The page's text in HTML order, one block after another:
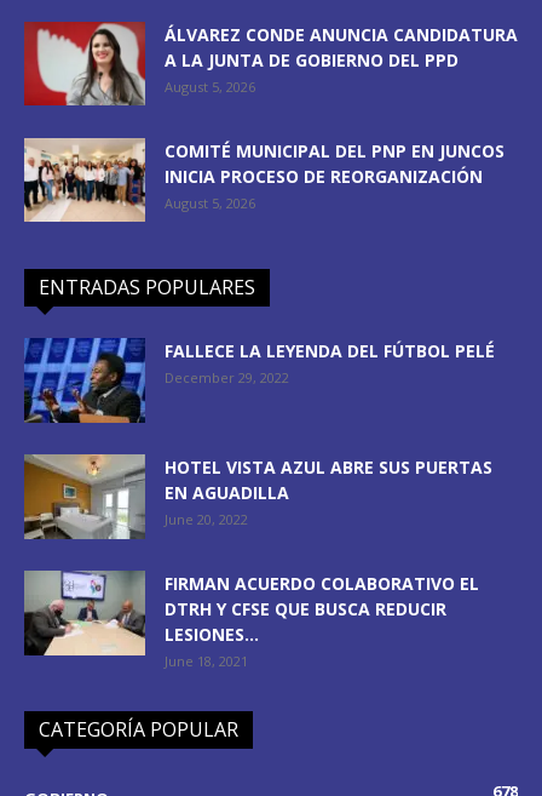
ÁLVAREZ CONDE ANUNCIA CANDIDATURA
A LA JUNTA DE GOBIERNO DEL PPD
August 5, 2026
COMITÉ MUNICIPAL DEL PNP EN JUNCOS
INICIA PROCESO DE REORGANIZACIÓN
August 5, 2026
ENTRADAS POPULARES
FALLECE LA LEYENDA DEL FÚTBOL PELÉ
December 29, 2022
HOTEL VISTA AZUL ABRE SUS PUERTAS
EN AGUADILLA
June 20, 2022
FIRMAN ACUERDO COLABORATIVO EL
DTRH Y CFSE QUE BUSCA REDUCIR
LESIONES...
June 18, 2021
CATEGORÍA POPULAR
678